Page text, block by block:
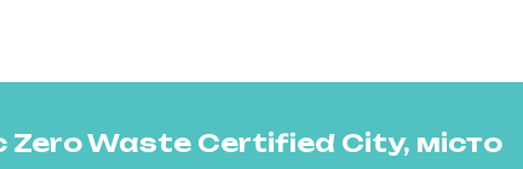
Waste Certified City, місто